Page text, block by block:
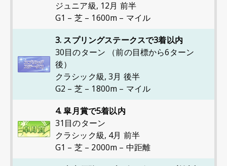
ジュニア級, 12月 前半
G1 – 芝 – 1600m – マイル
3. スプリングステークスで3着以内
30目のターン （前の目標から6ターン
後）
クラシック級, 3月 後半
G2 – 芝 – 1800m – マイル
4. 皐月賞で5着以内
31目のターン
クラシック級, 4月 前半
G1 – 芝 – 2000m – 中距離